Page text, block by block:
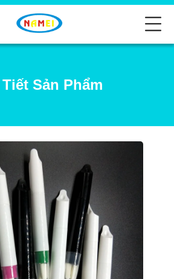
Sản Phẩm